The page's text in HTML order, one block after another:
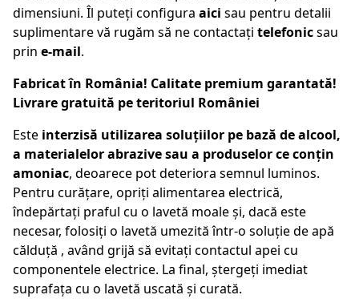
dimensiuni. Îl puteți configura aici sau pentru detalii
suplimentare vă rugăm să ne contactați telefonicsau
prin e-mail.
Fabricat în România! Calitate premium garantată!
Livrare gratuită pe teritoriul României
Este interzisă utilizarea soluțiilor pe bază de alcool,
a materialelor abrazive sau a produselor ce conțin
amoniac, deoarece pot deteriora semnul luminos.
Pentru curățare, opriți alimentarea electrică,
îndepărtați praful cu o lavetă moale și, dacă este
necesar, folosiți o lavetă umezită într-o soluție de apă
călduță , având grijă să evitați contactul apei cu
componentele electrice. La final, ștergeți imediat
suprafața cu o lavetă uscată și curată.